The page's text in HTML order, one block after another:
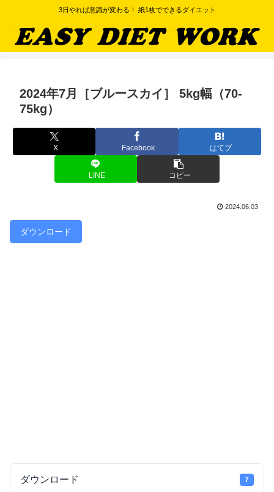
3日やれば意識が変わる！ 紙1枚でできるダイエット
2024年7月［ブルースカイ］ 5kg幅（70-
75kg）
X Facebook はてブ
LINE コピー
2024.06.03
ダウンロード
ダウンロード 7